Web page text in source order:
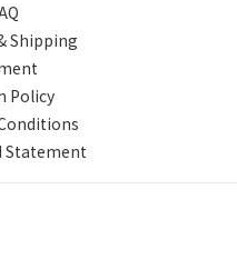
Shipping
Policy
Statement